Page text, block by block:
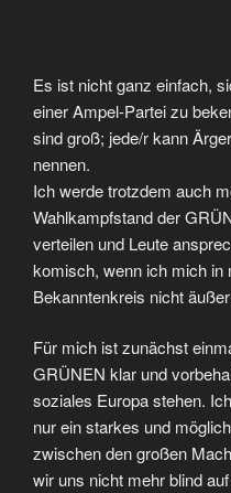
Es ist nicht ganz einfach,
einer Ampel-Partei zu
sind groß; jede/r kann
nennen.
Ich werde trotzdem auch
Wahlkampfstand der
verteilen und Leute
komisch, wenn ich mich in
Bekanntenkreis nicht
Für mich ist zunächst
GRÜNEN klar und
soziales Europa stehen.
nur ein starkes und
zwischen den großen
wir uns nicht mehr blind